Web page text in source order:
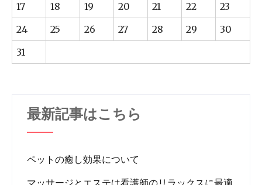
17
18 19 20 21 22
23
24
25 26 27 28 29
30
31
最新記事はこちら
ペットの癒し効果について
マッサージとエステは看護師のリラックスに最適